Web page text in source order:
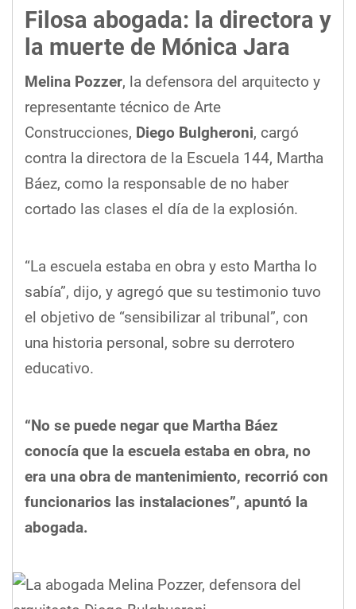
Filosa abogada: la directora y
la muerte de Mónica Jara
Melina Pozzer, la defensora del arquitecto y
representante técnico de Arte
Construcciones, Diego Bulgheroni, cargó
contra la directora de la Escuela 144, Martha
Báez, como la responsable de no haber
cortado las clases el día de la explosión.
“La escuela estaba en obra y esto Martha lo
sabía”, dijo, y agregó que su testimonio tuvo
el objetivo de “sensibilizar al tribunal”, con
una historia personal, sobre su derrotero
educativo.
“No se puede negar que Martha Báez
conocía que la escuela estaba en obra, no
era una obra de mantenimiento, recorrió con
funcionarios las instalaciones”, apuntó la
abogada.